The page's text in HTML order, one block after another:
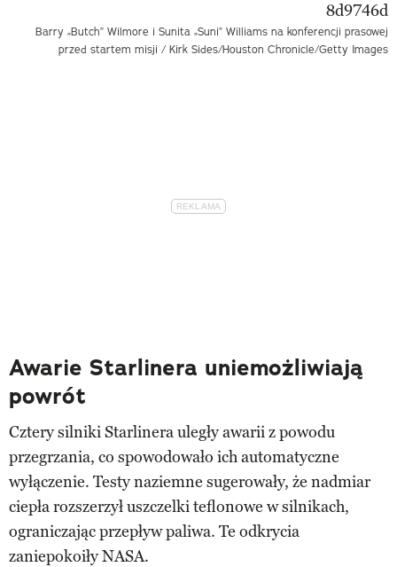
Barry „Butch” Wilmore i Sunita „Suni” Williams na konferencji prasowej
przed startem misji / Kirk Sides/Houston Chronicle/Getty Images
Awarie Starlinera uniemożliwiają
powrót
Cztery silniki Starlinera uległy awarii z powodu
przegrzania, co spowodowało ich automatyczne
wyłączenie. Testy naziemne sugerowały, że nadmiar
ciepła rozszerzył uszczelki teflonowe w silnikach,
ograniczając przepływ paliwa. Te odkrycia
zaniepokoiły NASA.